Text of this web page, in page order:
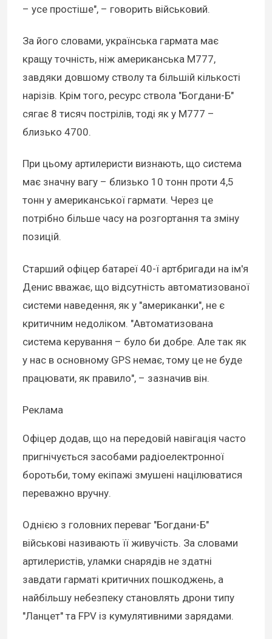
– усе простіше", – говорить військовий.
За його словами, українська гармата має
кращу точність, ніж американська М777,
завдяки довшому стволу та більшій кількості
нарізів. Крім того, ресурс ствола "Богдани-Б"
сягає 8 тисяч пострілів, тоді як у М777 –
близько 4700.
При цьому артилеристи визнають, що система
має значну вагу – близько 10 тонн проти 4,5
тонн у американської гармати. Через це
потрібно більше часу на розгортання та зміну
позицій.
Старший офіцер батареї 40-ї артбригади на ім'я
Денис вважає, що відсутність автоматизованої
системи наведення, як у "американки", не є
критичним недоліком. "Автоматизована
система керування – було би добре. Але так як
у нас в основному GPS немає, тому це не буде
працювати, як правило", – зазначив він.
Реклама
Офіцер додав, що на передовій навігація часто
пригнічується засобами радіоелектронної
боротьби, тому екіпажі змушені націлюватися
переважно вручну.
Однією з головних переваг "Богдани-Б"
військові називають її живучість. За словами
артилеристів, уламки снарядів не здатні
завдати гарматі критичних пошкоджень, а
найбільшу небезпеку становлять дрони типу
"Ланцет" та FPV із кумулятивними зарядами.